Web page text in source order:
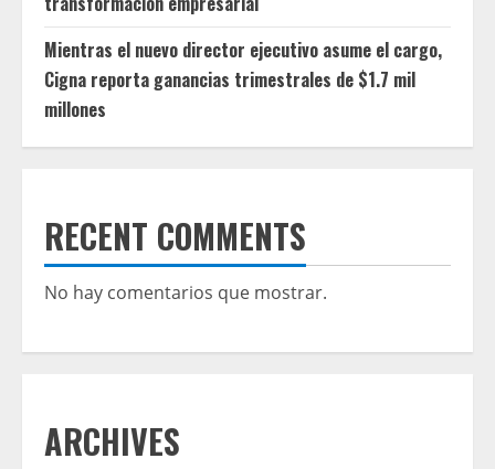
Mientras el nuevo director ejecutivo asume el cargo,
Cigna reporta ganancias trimestrales de $1.7 mil
millones
RECENT COMMENTS
No hay comentarios que mostrar.
ARCHIVES